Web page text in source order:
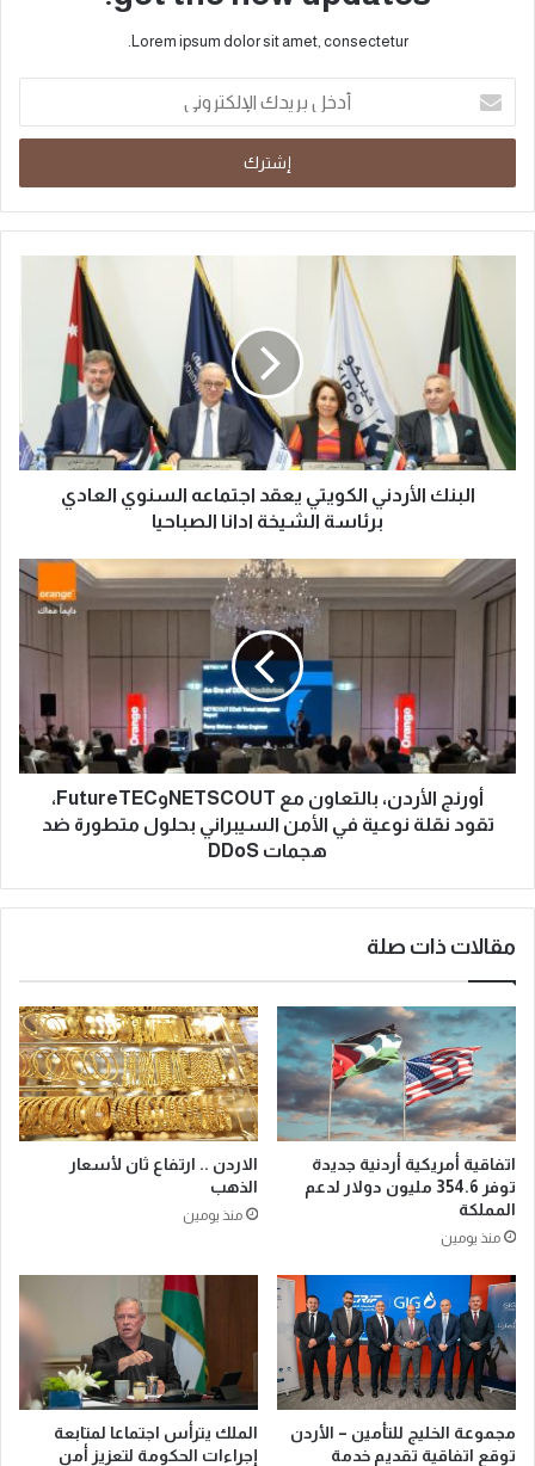
Lorem ipsum dolor sit amet, consectetur.
البنك الأردني الكويتي يعقد اجتماعه السنوي العادي
برئاسة الشيخة ادانا الصباحيا
أورنج الأردن، بالتعاون مع NETSCOUTوFutureTEC،
تقود نقلة نوعية في الأمن السيبراني بحلول متطورة ضد
هجمات DDoS
مقالات ذات صلة
اتفاقية أمريكية أردنية جديدة
توفر 354.6 مليون دولار لدعم
المملكة
منذ يومين
الاردن .. ارتفاع ثان لأسعار
الذهب
منذ يومين
مجموعة الخليج للتأمين – الأردن
توقع اتفاقية تقديم خدمة
الملك يترأس اجتماعا لمتابعة
إجراءات الحكومة لتعزيز أمن